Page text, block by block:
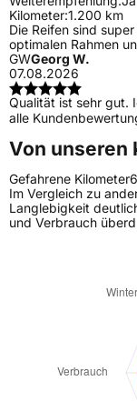
Kilometer:1.200 km
Die Reifen sind
optimalen Rahmen
GWGeorg W.
07.08.2026
Qualität ist sehr gut.
alle
Von unseren
Gefahrene Kilometer
Im Vergleich zu
Langlebigkeit
und Verbrauch